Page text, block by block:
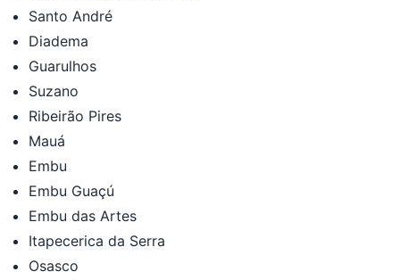
Santo André
Diadema
Guarulhos
Suzano
Ribeirão Pires
Mauá
Embu
Embu Guaçú
Embu das Artes
Itapecerica da Serra
Osasco